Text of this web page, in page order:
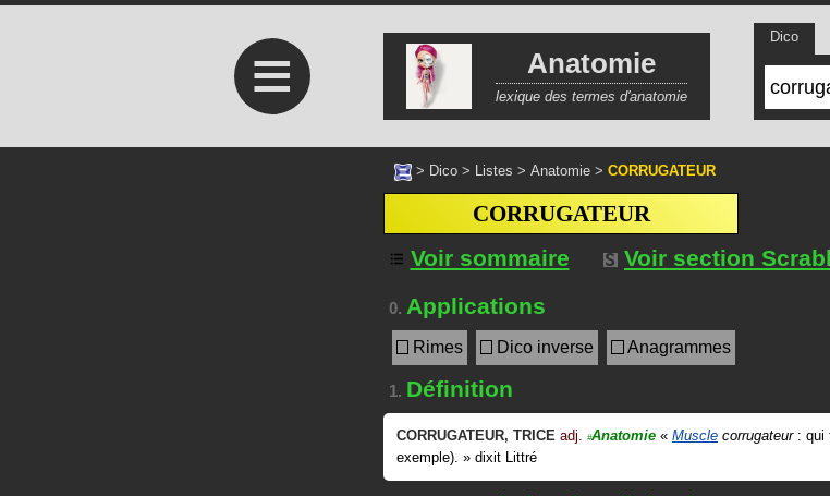
≡ Anatomie
lexique des termes d'anatomie
Dico
> Dico > Listes > Anatomie > CORRUGATEUR
CORRUGATEUR
Voir sommaire
Voir section
0. Applications
Rimes Dico inverse Anagrammes
1. Définition
CORRUGATEUR, TRICE adj. #Anatomie « Muscle corrugateur: qui
exemple). » dixit Littré